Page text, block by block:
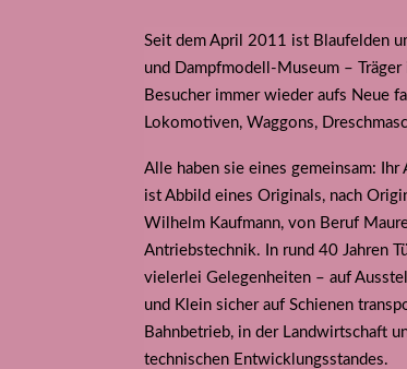
Seit dem April 2011 ist Blaufelden
und Dampfmodell-Museum –
Besucher immer wieder aufs Neue
Lokomotiven, Waggons,
Alle haben sie eines gemeinsam:
ist Abbild eines Originals, nach
Wilhelm Kaufmann, von Beruf
Antriebstechnik. In rund 40 Jahren
vielerlei Gelegenheiten – auf
und Klein sicher auf Schienen
Bahnbetrieb, in der Landwirtschaft
technischen Entwicklungsstandes.